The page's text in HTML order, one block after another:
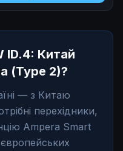
ID.4: Китай
(Type 2)?
— з Китаю
перехідники,
Ampera Smart